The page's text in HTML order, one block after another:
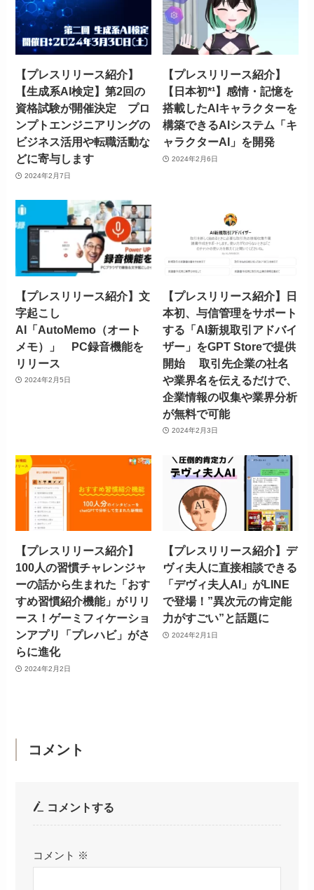
【プレスリリース紹介】
【生成系AI検定】第2回の
資格試験が開催決定 プロ
ンプトエンジニアリングの
ビジネス活用や転職活動な
どに寄与します
2024年2月7日
【プレスリリース紹介】
【日本初*¹】感情・記憶を
搭載したAIキャラクターを
構築できるAIシステム「キ
ャラクターAI」を開発
2024年2月6日
【プレスリリース紹介】文
字起こし
AI「AutoMemo（オート
メモ）」 PC録音機能を
リリース
2024年2月5日
【プレスリリース紹介】日
本初、与信管理をサポート
する「AI新規取引アドバイ
ザー」をGPT Storeで提供
開始 取引先企業の社名
や業界名を伝えるだけで、
企業情報の収集や業界分析
が無料で可能
2024年2月3日
【プレスリリース紹介】
100人の習慣チャレンジャ
ーの話から生まれた「おす
すめ習慣紹介機能」がリリ
ース！ゲーミフィケーショ
ンアプリ「プレハビ」がさ
らに進化
2024年2月2日
【プレスリリース紹介】デ
ヴィ夫人に直接相談できる
「デヴィ夫人AI」がLINE
で登場！”異次元の肯定能
力がすごい”と話題に
2024年2月1日
コメント
コメントする
コメント ※